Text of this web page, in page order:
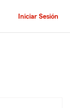
Iniciar Sesión